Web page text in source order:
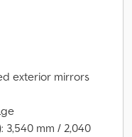
exterior mirrors
3,540 mm / 2,040